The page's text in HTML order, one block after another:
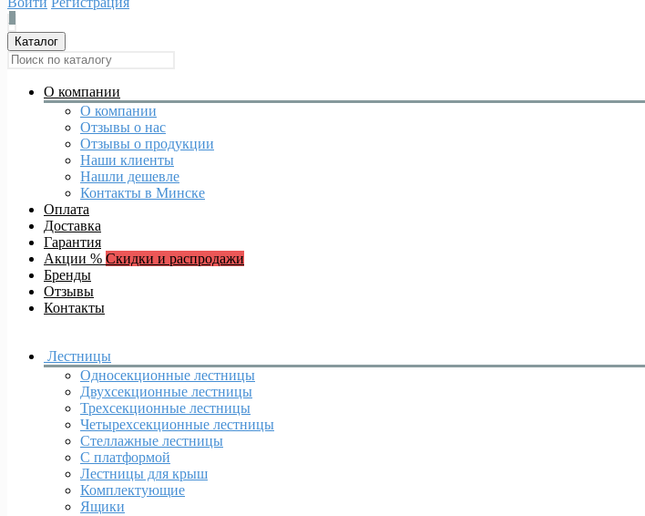
Каталог
О компании
О компании
Отзывы о нас
Отзывы о продукции
Наши клиенты
Нашли дешевле
Контакты в Минске
Оплата
Доставка
Гарантия
Акции % Скидки и распродажи
Бренды
Отзывы
Контакты
Лестницы
Односекционные лестницы
Двухсекционные лестницы
Трехсекционные лестницы
Четырехсекционные лестницы
Стеллажные лестницы
С платформой
Лестницы для крыш
Комплектующие
Ящики